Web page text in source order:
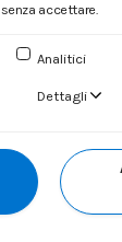
Euroaccettare.
Analitici
Dettagli